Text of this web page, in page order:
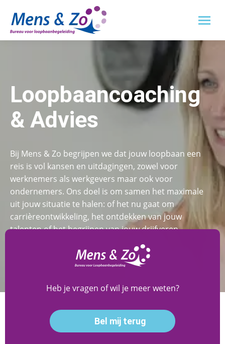
Loopbaancoaching
& Advies
Bij Mens & Zo begrijpen we dat jouw loopbaan een
reis is vol kansen en uitdagingen, zowel voor
werknemers als werkgevers maar ook voor
ondernemers. Ons doel is om samen het maximale
uit jouw situatie te halen: of het nu gaat om
carrièreontwikkeling, het ontdekken van jouw
talenten of het begrijpen van jouw drijfveren.
Heb je vragen of wil je meer weten?
Bel mij terug